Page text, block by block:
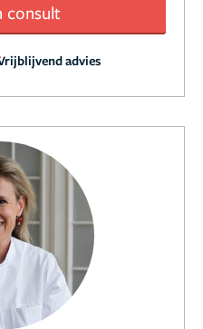
consult
advies